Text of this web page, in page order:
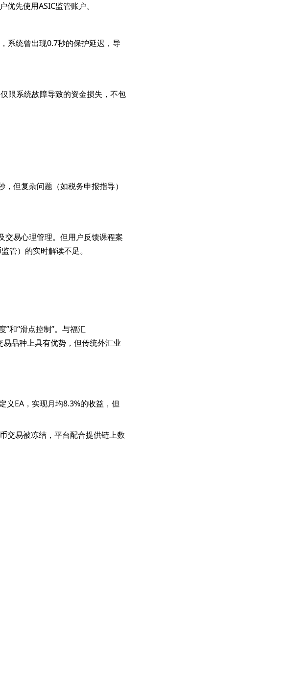
先使用ASIC监管账户。
系统曾出现0.7秒的保护延迟，导
限系统故障导致的资金损失，不包
但复杂问题（如税务申报指导）
交易心理管理。但用户反馈课程案
管）的实时解读不足。
和“滑点控制”。与福汇
易品种上具有优势，但传统外汇业
义EA，实现月均8.3%的收益，但
交易被冻结，平台配合提供链上数